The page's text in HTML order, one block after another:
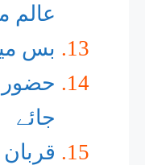
عالم
بس
حضور
جائے